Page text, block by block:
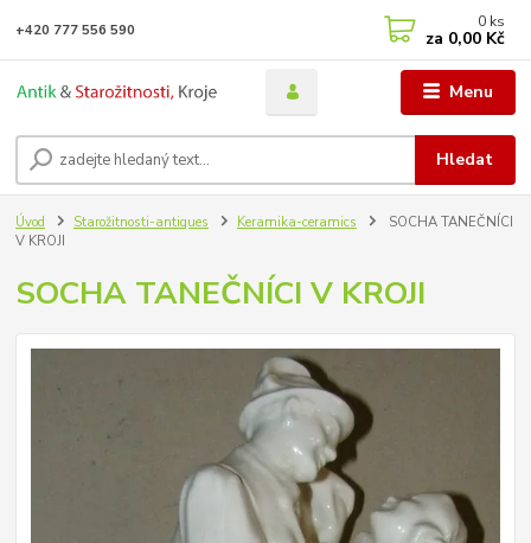
Menu
Hledat
+420 777 556 590 0 ks
za 0,00 Kč
Úvod Starožitnosti-antiques Keramika-ceramics
SOCHA TANEČNÍCI
V KROJI
SOCHA TANEČNÍCI V KROJI